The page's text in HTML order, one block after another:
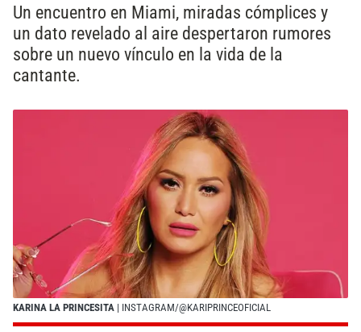
Un encuentro en Miami, miradas cómplices y
un dato revelado al aire despertaron rumores
sobre un nuevo vínculo en la vida de la
cantante.
KARINA LA PRINCESITA | INSTAGRAM/@KARIPRINCEOFICIAL